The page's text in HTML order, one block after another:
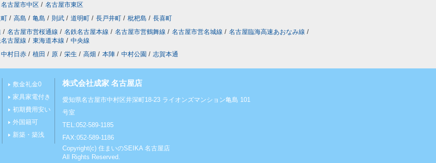
名古屋市中区 / 名古屋市東区
/ 高島 / 亀島 / 則武 / 道明町 / 長戸井町 / 枇杷島 / 長喜町
/ 名古屋市営桜通線 / 名鉄名古屋本線 / 名古屋市営鶴舞線 / 名古屋市営名城線 / 名古屋臨海高速あおなみ線 /
古屋線 / 東海道本線 / 中央線
中村日赤 / 植田 / 原 / 栄生 / 高畑 / 本陣 / 中村公園 / 志賀本通
敷金礼金0
家具家電付き
初期費用安い
外国籍可
新築・築浅
株式会社成家 名古屋店
愛知県名古屋市中村区井深町18-23 ライオンズマンション亀島 101
号室
TEL:052-589-1185
FAX:052-589-1186
Copyright(c) 住まいのSEIKA 名古屋店
All Rights Reserved.